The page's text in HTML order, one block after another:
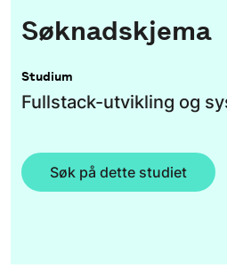
Søknadskjema
Studium
Fullstack-utvikling og
Søk på dette studiet